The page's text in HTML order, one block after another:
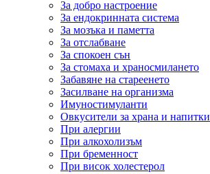
За добро настроение
За ендокринната система
За мозъка и паметта
За отслабване
За спокоен сън
За стомаха и храносмилането
Забавяне на стареенето
Засилване на организма
Имуностимуланти
Овкусители за храна и напитки
При алергии
При алкохолизъм
При бременност
При висок холестерол